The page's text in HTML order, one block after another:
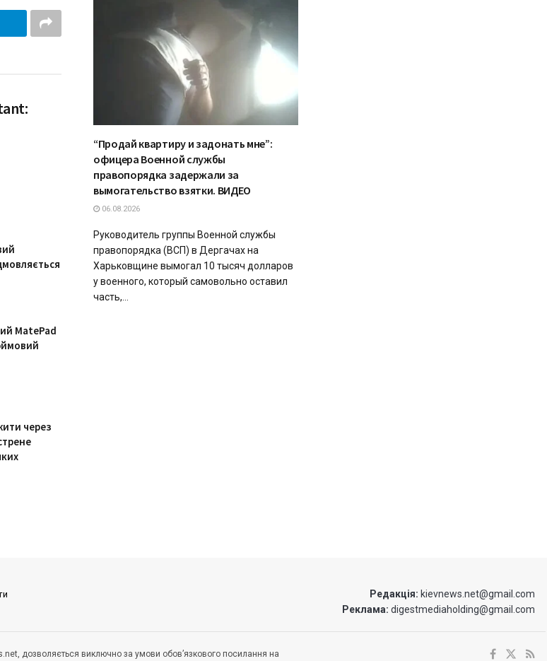
MatePad
через
“Продай квартиру и задонать мне”:
офицера Военной службы
правопорядка задержали за
вымогательство взятки. ВИДЕО
06.08.2026
Руководитель группы Военной службы
правопорядка (ВСП) в Дергачах на
Харьковщине вымогал 10 тысяч долларов
у военного, который самовольно оставил
часть,...
Редакція: kievnews.net@gmail.com
Реклама: digestmediaholding@gmail.com
дозволяється виключно за умови обов’язкового посилання на